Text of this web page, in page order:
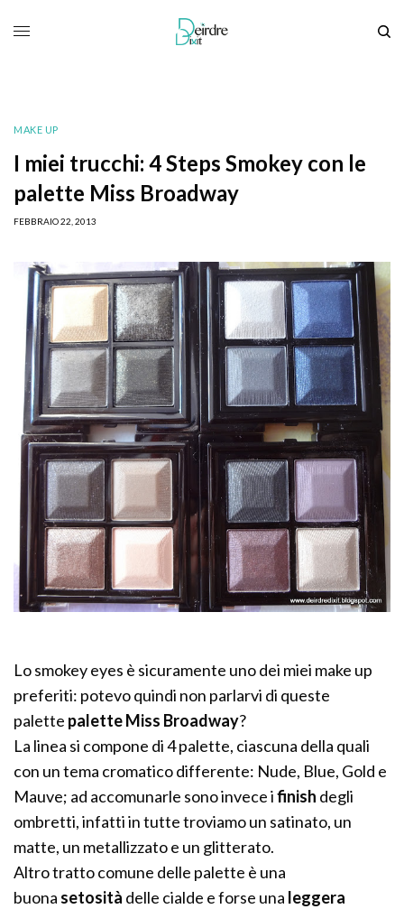
MAKE UP
I miei trucchi: 4 Steps Smokey con le
palette Miss Broadway
FEBBRAIO 22, 2013
Lo smokey eyes è sicuramente uno dei miei make up
preferiti: potevo quindi non parlarvi di queste
palette palette Miss Broadway?
La linea si compone di 4 palette, ciascuna della quali
con un tema cromatico differente: Nude, Blue, Gold e
Mauve; ad accomunarle sono invece ifinish degli
ombretti, infatti in tutte troviamo un satinato, un
matte, un metallizzato e un glitterato.
Altro tratto comune delle palette è una
buona setosità delle cialde e forse una leggera